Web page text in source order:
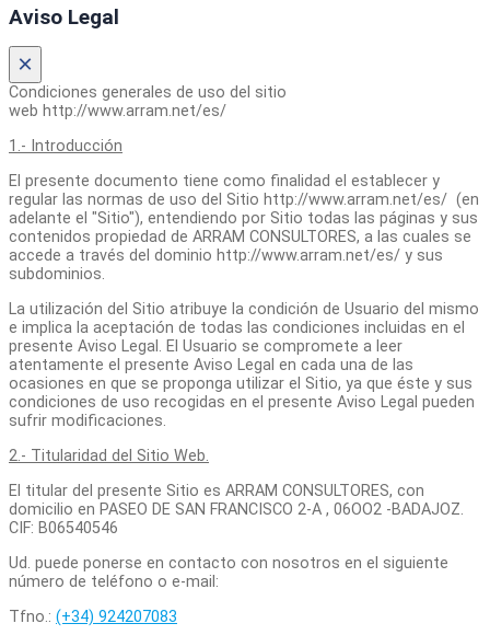
Aviso Legal
×
Condiciones generales de uso del sitio
web http://www.arram.net/es/
1.- Introducción
El presente documento tiene como finalidad el establecer y
regular las normas de uso del Sitio http://www.arram.net/es/ (en
adelante el "Sitio"), entendiendo por Sitio todas las páginas y sus
contenidos propiedad de ARRAM CONSULTORES, a las cuales se
accede a través del dominio http://www.arram.net/es/ y sus
subdominios.
La utilización del Sitio atribuye la condición de Usuario del mismo
e implica la aceptación de todas las condiciones incluidas en el
presente Aviso Legal. El Usuario se compromete a leer
atentamente el presente Aviso Legal en cada una de las
ocasiones en que se proponga utilizar el Sitio, ya que éste y sus
condiciones de uso recogidas en el presente Aviso Legal pueden
sufrir modificaciones.
2.- Titularidad del Sitio Web.
El titular del presente Sitio es ARRAM CONSULTORES, con
domicilio en PASEO DE SAN FRANCISCO 2-A , 06OO2 -BADAJOZ.
CIF: B06540546
Ud. puede ponerse en contacto con nosotros en el siguiente
número de teléfono o e-mail:
Tfno.: (+34) 924207083